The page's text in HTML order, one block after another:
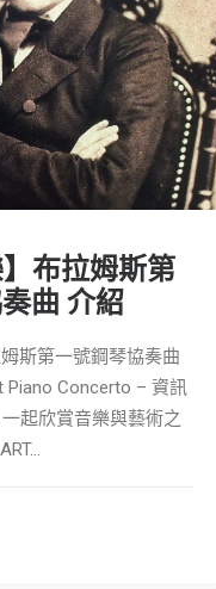
】布拉姆斯第
曲 介紹
姆斯第一號鋼琴協奏曲
Piano Concerto – 資訊
起欣賞音樂與藝術之